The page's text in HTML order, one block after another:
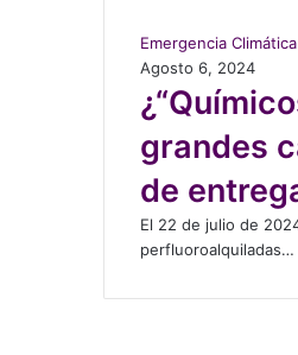
¿
“
Q
u
í
m
i
c
o
Emergencia Climática
Agosto 6, 2024
grandes
de
El 22 de julio de
perfluoroalquiladas…